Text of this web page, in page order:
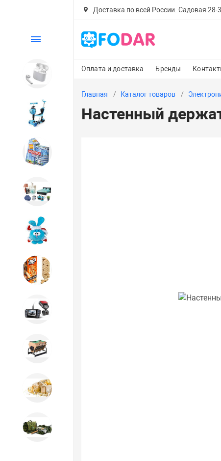
Доставка по всей России. Садовая 28-
Оплата и доставка Бренды
Каталог
Электроника
Детский транспорт
Главная Каталог товаров
Настенный